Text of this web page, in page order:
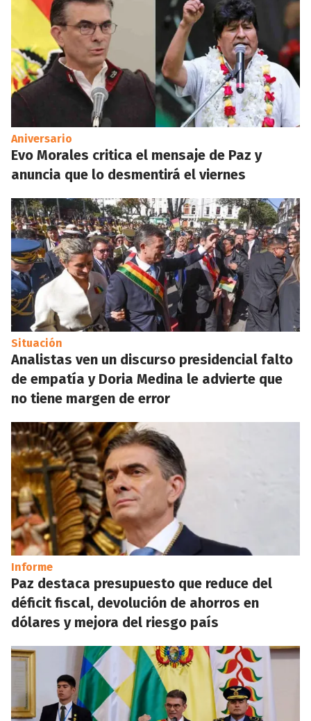
Aniversario
Evo Morales critica el mensaje de Paz y
anuncia que lo desmentirá el viernes
Situación
Analistas ven un discurso presidencial falto
de empatía y Doria Medina le advierte que
no tiene margen de error
Informe
Paz destaca presupuesto que reduce del
déficit fiscal, devolución de ahorros en
dólares y mejora del riesgo país